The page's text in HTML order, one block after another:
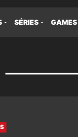
SÉRIES GAMES